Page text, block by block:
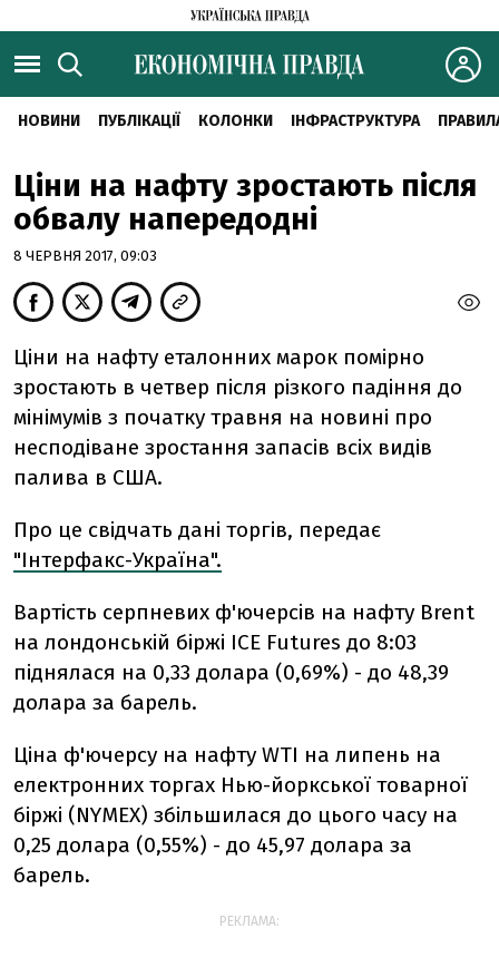
НОВИНИ ПУБЛІКАЦІЇ КОЛОНКИ ІНФРАСТРУКТУРА
Ціни на нафту зростають після
обвалу напередодні
8 ЧЕРВНЯ 2017, 09:03
Ціни на нафту еталонних марок помірно
зростають в четвер після різкого падіння до
мінімумів з початку травня на новині про
несподіване зростання запасів всіх видів
палива в США.
Про це свідчать дані торгів, передає
"Інтерфакс-Україна".
Вартість серпневих ф'ючерсів на нафту Brent
на лондонській біржі ICE Futures до 8:03
піднялася на 0,33 долара (0,69%) - до 48,39
долара за барель.
Ціна ф'ючерсу на нафту WTI на липень на
електронних торгах Нью-йоркської товарної
біржі (NYMEX) збільшилася до цього часу на
0,25 долара (0,55%) - до 45,97 долара за
барель.
РЕКЛАМА: